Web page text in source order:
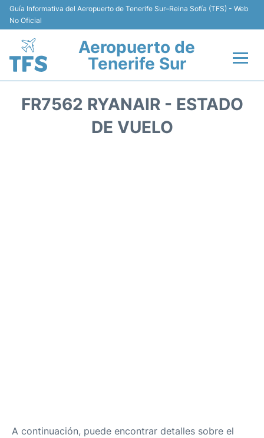
Guía Informativa del Aeropuerto de Tenerife Sur–Reina Sofía (TFS) - Web
No Oficial
Aeropuerto de
Tenerife Sur
FR7562 RYANAIR - ESTADO
DE VUELO
A continuación, puede encontrar detalles sobre el